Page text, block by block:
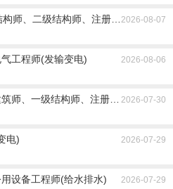
师、二级结构师、注册土木工程师(
2026-08-07
工程师(发输变电)
2026-08-06
师、一级结构师、注册公用设备工
2026-07-30
电)
2026-07-29
设备工程师(给水排水)
2026-07-29